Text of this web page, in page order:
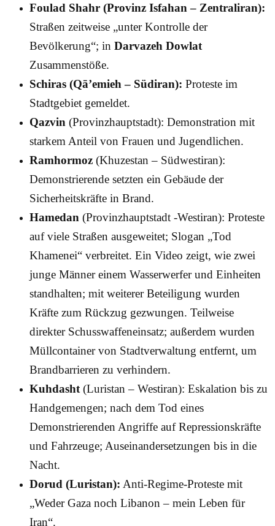
Foulad Shahr (Provinz Isfahan – Zentraliran):
Straßen zeitweise „unter Kontrolle der
Bevölkerung“; in Darvazeh Dowlat
Zusammenstöße.
Schiras (Qā’emieh – Südiran): Proteste im
Stadtgebiet gemeldet.
Qazvin (Provinzhauptstadt): Demonstration mit
starkem Anteil von Frauen und Jugendlichen.
Ramhormoz (Khuzestan – Südwestiran):
Demonstrierende setzten ein Gebäude der
Sicherheitskräfte in Brand.
Hamedan (Provinzhauptstadt -Westiran): Proteste
auf viele Straßen ausgeweitet; Slogan „Tod
Khamenei“ verbreitet. Ein Video zeigt, wie zwei
junge Männer einem Wasserwerfer und Einheiten
standhalten; mit weiterer Beteiligung wurden
Kräfte zum Rückzug gezwungen. Teilweise
direkter Schusswaffeneinsatz; außerdem wurden
Müllcontainer von Stadtverwaltung entfernt, um
Brandbarrieren zu verhindern.
Kuhdasht (Luristan – Westiran): Eskalation bis zu
Handgemengen; nach dem Tod eines
Demonstrierenden Angriffe auf Repressionskräfte
und Fahrzeuge; Auseinandersetzungen bis in die
Nacht.
Dorud (Luristan): Anti-Regime-Proteste mit
„Weder Gaza noch Libanon – mein Leben für
Iran“.